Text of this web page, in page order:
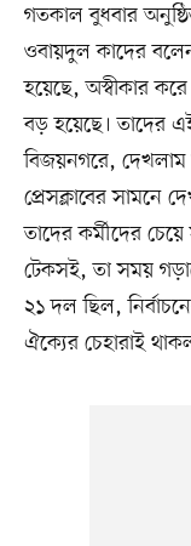
গতকাল বুধবার
ওবায়দুল কাদের
হয়েছে, অস্বীকার
বড় হয়েছে। তাদের
বিজয়নগরে,
প্রেসক্লাবের সামনে
তাদের কর্মীদের
টেকসই, তা সময়
২১ দল ছিল,
ঐক্যের চেহারাই